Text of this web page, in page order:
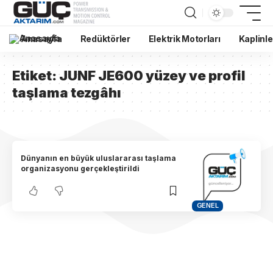
Anasayfa Redüktörler Elektrik Motorları
Etiket:JUNF JE600 yüzey ve profil
taşlama tezgâhı
GENEL
Dünyanın en büyük uluslararası taşlama
organizasyonu gerçekleştirildi